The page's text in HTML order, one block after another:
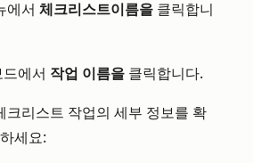
에서 체크리스트이름을 클릭합니
에서 작업 이름을 클릭합니다.
크리스트 작업의 세부 정보를 확
세요: